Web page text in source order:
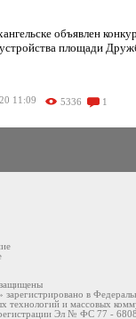
объявлен
площади
11:09 5336 1
зарегистрировано в
технологий и массовых
Эл № ФС 77 -